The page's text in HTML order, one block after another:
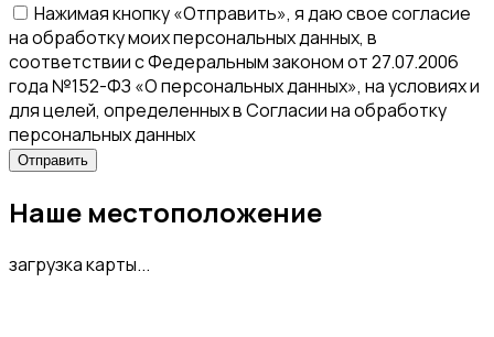
Нажимая кнопку «Отправить», я даю свое согласие
на обработку моих персональных данных, в
соответствии с Федеральным законом от 27.07.2006
года №152-ФЗ «О персональных данных», на условиях и
для целей, определенных в Согласии на обработку
персональных данных
Наше местоположение
загрузка карты...